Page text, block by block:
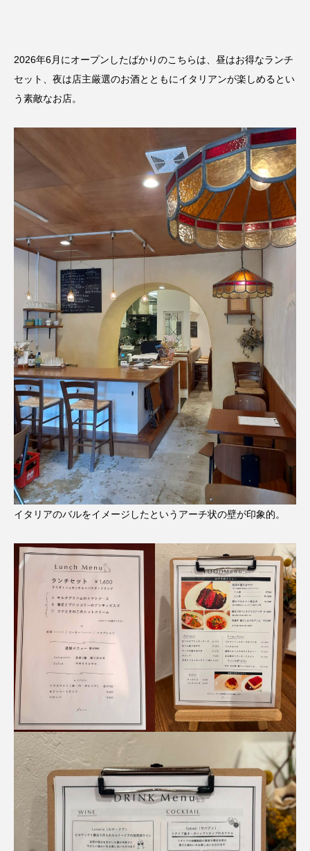
2026年6月にオープンしたばかりのこちらは、昼はお得なランチ
セット、夜は店主厳選のお酒とともにイタリアンが楽しめるとい
う素敵なお店。
イタリアのバルをイメージしたというアーチ状の壁が印象的。